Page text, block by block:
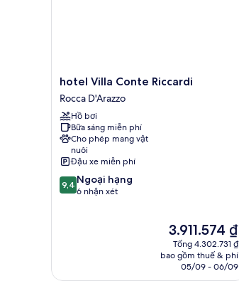
hotel
Villa
Conte
Riccardi
Rocca
D'Arazzo
hotel Villa Conte Riccardi
Rocca D'Arazzo
Hồ bơi
Bữa sáng miễn phí
Cho phép mang vật
nuôi
Đậu xe miễn phí
9.4
trên
9,4 Ngoại hạng
6 nhận xét
Giá
hiện
tại
3.911.574 ₫
3.911.574 ₫
Tổng 4.302.731 ₫
bao gồm thuế & phí
05/09 - 06/09